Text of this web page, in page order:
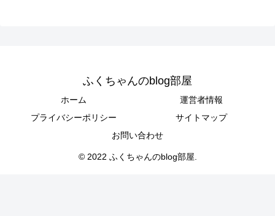
ふくちゃんのblog部屋
ホーム
運営者情報
プライバシーポリシー
サイトマップ
お問い合わせ
© 2022 ふくちゃんのblog部屋.